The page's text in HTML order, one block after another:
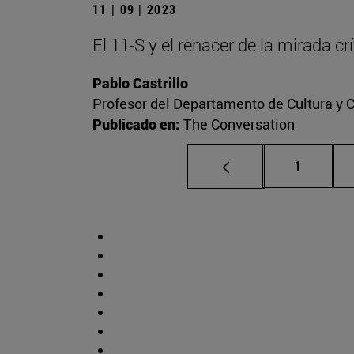
11 | 09 | 2023
El 11-S y el renacer de la mirada
Pablo Castrillo
Profesor del Departamento de Cultura y
Publicado en: The Conversation
Página
1